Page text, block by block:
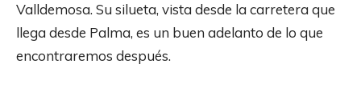
Valldemosa. Su silueta, vista desde la carretera que
llega desde Palma, es un buen adelanto de lo que
encontraremos después.